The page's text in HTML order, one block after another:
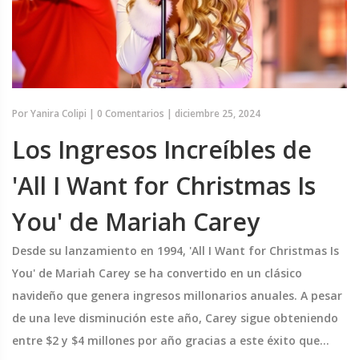
PorYanira Colipi | 0 Comentarios | diciembre 25, 2024
Los Ingresos Increíbles de
'All I Want for Christmas Is
You' de Mariah Carey
Desde su lanzamiento en 1994, 'All I Want for Christmas Is
You' de Mariah Carey se ha convertido en un clásico
navideño que genera ingresos millonarios anuales. A pesar
de una leve disminución este año, Carey sigue obteniendo
entre $2 y $4 millones por año gracias a este éxito que